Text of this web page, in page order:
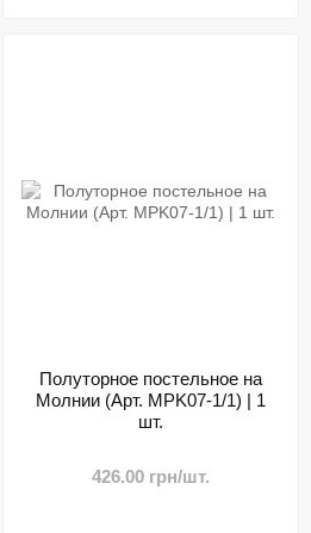
Полуторное постельное на
Молнии (Арт. MPK07-1/1) | 1
шт.
426.00 грн/шт.